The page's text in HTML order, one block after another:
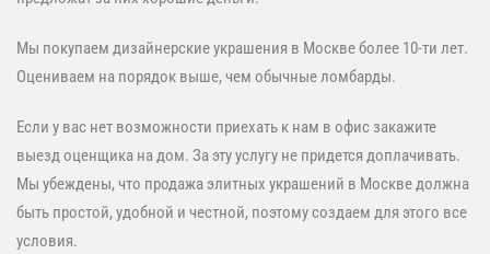
Мы покупаем дизайнерские украшения в Москве более 10-ти лет.
Оцениваем на порядок выше, чем обычные ломбарды.
Если у вас нет возможности приехать к нам в офис закажите
выезд оценщика на дом. За эту услугу не придется доплачивать.
Мы убеждены, что продажа элитных украшений в Москве должна
быть простой, удобной и честной, поэтому создаем для этого все
условия.